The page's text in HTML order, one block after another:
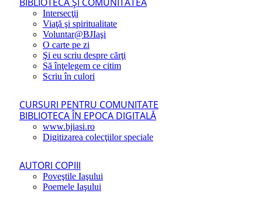
Intersecţii
Viaţă şi spiritualitate
Voluntar@BJIaşi
O carte pe zi
Şi eu scriu despre cărţi
Să înţelegem ce citim
Scriu în culori
CURSURI PENTRU COMUNITATE
BIBLIOTECA ÎN EPOCA DIGITALĂ
www.bjiasi.ro
Digitizarea colecţiilor speciale
AUTORI COPIII
Poveştile Iaşului
Poemele Iaşului